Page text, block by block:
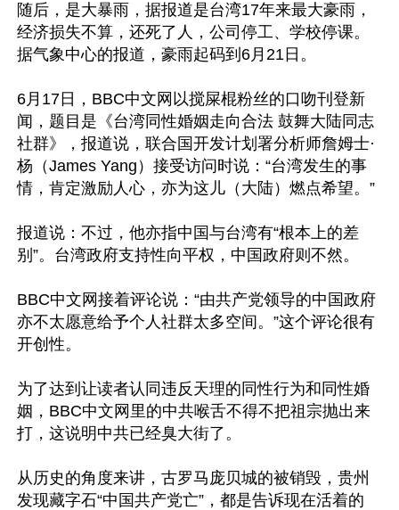
随后，是大暴雨，据报道是台湾17年来最大豪雨，
经济损失不算，还死了人，公司停工、学校停课。
据气象中心的报道，豪雨起码到6月21日。
6月17日，BBC中文网以搅屎棍粉丝的口吻刊登新
闻，题目是《台湾同性婚姻走向合法 鼓舞大陆同志
社群》，报道说，联合国开发计划署分析师詹姆士·
杨（James Yang）接受访问时说：“台湾发生的事
情，肯定激励人心，亦为这儿（大陆）燃点希望。”
报道说：不过，他亦指中国与台湾有“根本上的差
别”。台湾政府支持性向平权，中国政府则不然。
BBC中文网接着评论说：“由共产党领导的中国政府
亦不太愿意给予个人社群太多空间。”这个评论很有
开创性。
为了达到让读者认同违反天理的同性行为和同性婚
姻，BBC中文网里的中共喉舌不得不把祖宗抛出来
打，这说明中共已经臭大街了。
从历史的角度来讲，古罗马庞贝城的被销毁，贵州
发现藏字石“中国共产党亡”，都是告诉现在活着的